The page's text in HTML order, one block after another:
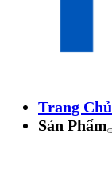
Trang Chủ
Sản Phẩm